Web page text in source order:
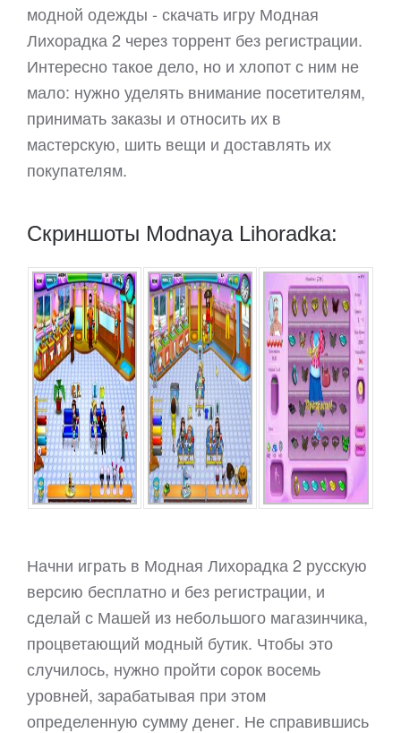
модной одежды - скачать игру Модная
Лихорадка 2 через торрент без регистрации.
Интересно такое дело, но и хлопот с ним не
мало: нужно уделять внимание посетителям,
принимать заказы и относить их в
мастерскую, шить вещи и доставлять их
покупателям.
Скриншоты Modnaya Lihoradka:
Начни играть в Модная Лихорадка 2 русскую
версию бесплатно и без регистрации, и
сделай с Машей из небольшого магазинчика,
процветающий модный бутик. Чтобы это
случилось, нужно пройти сорок восемь
уровней, зарабатывая при этом
определенную сумму денег. Не справившись